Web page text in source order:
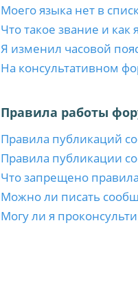
Моего языка нет в
Что такое звание и как
Я изменил часовой
На консультативном
Правила работы
Правила публикаций
Правила публикации
Что запрещено
Можно ли писать
Могу ли я